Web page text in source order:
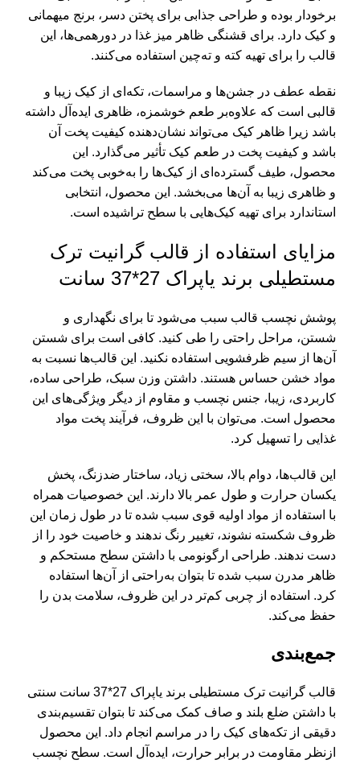
برخودار بوده و طراحی جذابی برای پختن دسر، برنج میهمانی
و کیک دارد. برای قشنگی ظاهر میز غذا در دورهمی‌ها، این
قالب را برای تهیه کته و ته‌چین استفاده می‌کنند.
نقطه عطف در جشن‌ها و مراسمات، تکه‌ای از کیک زیبا و
قالبی است که علاوه‌بر طعم خوشمزه، ظاهری ایده‌آل داشته
باشد زیرا ظاهر کیک می‌تواند نشان‌دهنده کیفیت پخت آن
باشد و کیفیت پخت در طعم کیک تأثیر می‌گذارد. این
محصول، طیف گسترده‌ای از کیک‌ها را به‌خوبی پخت می‌کند
و ظاهری زیبا به آن‌ها می‌بخشد. این محصول، انتخابی
استاندارد برای تهیه کیک‌هایی با سطح تراشیده است.
مزایای استفاده از قالب گرانیت ترک
مستطیلی برند یاپراک 27*37 سانت
پوشش نچسب قالب سبب می‌شود تا برای نگهداری و
شستن، مراحل راحتی را طی کنید. کافی است برای شستن
آن‌ها از سیم ظرفشویی استفاده نکنید. این قالب‌ها نسبت به
مواد خشن حساس هستند. داشتن وزن سبک، طراحی ساده،
کاربردی، زیبا، جنس نچسب و مقاوم از دیگر ویژگی‌های این
محصول است. می‌توان با این ظروف، فرآیند پخت مواد
غذایی را تسهیل کرد.
این قالب‌ها، دوام بالا، سختی زیاد، ساختار ضدزنگ، پخش
یکسان حرارت و طول عمر بالا دارند. این خصوصیات همراه
با استفاده از مواد اولیه قوی سبب شده تا در طول زمان این
ظروف شکسته نشوند، تغییر رنگ ندهند و خاصیت خود را از
دست ندهند. طراحی ارگونومی با داشتن سطح مستحکم و
ظاهر مدرن سبب شده تا بتوان به‌راحتی از آن‌ها استفاده
کرد. استفاده از چربی کم‌تر در این ظروف، سلامت بدن را
حفظ می‌کند.
جمع‌بندی
قالب گرانیت ترک مستطیلی برند یاپراک 27*37 سانت سنتی
با داشتن ضلع بلند و صاف کمک می‌کند تا بتوان تقسیم‌بندی
دقیقی از تکه‌های کیک را در مراسم انجام داد. این محصول
ازنظر مقاومت در برابر حرارت، ایده‌آل است. سطح نچسب